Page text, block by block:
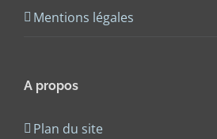
Mentions légales
A propos
Plan du site